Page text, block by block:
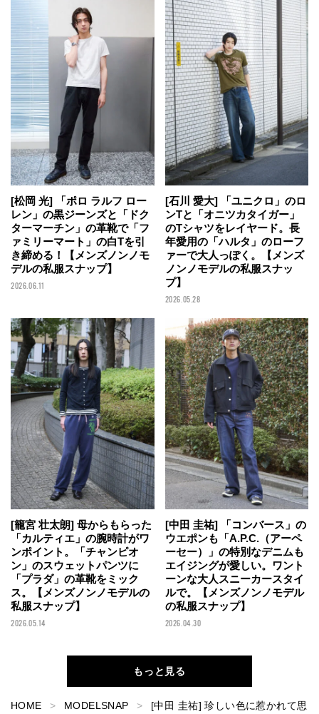
[松岡 光] 「ポロ ラルフ ロー
レン」の黒ジーンズと「ドク
ターマーチン」の革靴で「フ
ァミリーマート」の白Tを引
き締める！【メンズノンノモ
デルの私服スナップ】
2026.06.11
[石川 愛大] 「ユニクロ」のロ
ンTと「オニツカタイガー」
のTシャツをレイヤード。長
年愛用の「ハルタ」のローフ
ァーで大人っぽく。【メンズ
ノンノモデルの私服スナッ
プ】
2026.05.28
[籠宮 壮太朗] 母からもらった
「カルティエ」の腕時計がワ
ンポイント。「チャンピオ
ン」のスウェットパンツに
「プラダ」の革靴をミック
ス。【メンズノンノモデルの
私服スナップ】
2026.05.14
[中田 圭祐] 「コンバース」の
ウエポンも「A.P.C.（アーペ
ーセー）」の特別なデニムも
エイジングが愛しい。ワント
ーンな大人スニーカースタイ
ルで。【メンズノンノモデル
の私服スナップ】
2026.04.30
もっと見る
HOME MODELSNAP
[中田 圭祐] 珍しい色に惹かれて思